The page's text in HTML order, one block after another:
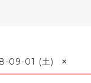
09-01 (土) ×